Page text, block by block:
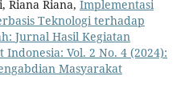
Riana Riana, Implementasi
Teknologi terhadap
Jurnal Hasil Kegiatan
Vol. 2 No. 4 (2024):
Masyarakat